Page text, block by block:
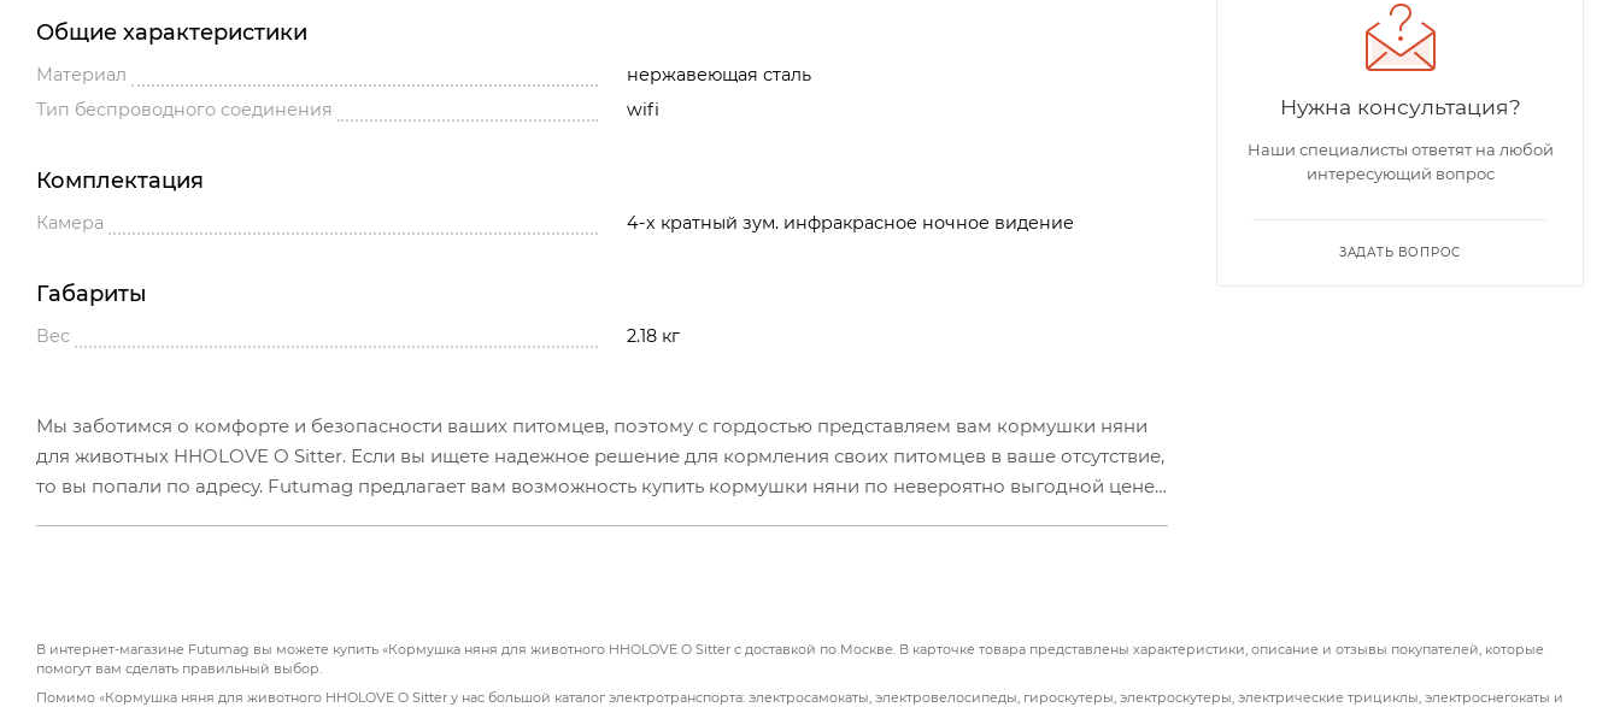
Общие характеристики
Материал
нержавеющая сталь
Тип беспроводного соединения
wifi
Комплектация
Камера 4-х кратный зум. инфракрасное ночное видение
Габариты
Вес 2.18 кг
Мы заботимся о комфорте и безопасности ваших питомцев, поэтому с гордостью представляем вам кормушки няни
для животных HHOLOVE O Sitter. Если вы ищете надежное решение для кормления своих питомцев в ваше отсутствие,
то вы попали по адресу. Futumag предлагает вам возможность купить кормушки няни по невероятно выгодной цене
Нужна консультация?
Наши специалисты ответят на любой
интересующий вопрос
ЗАДАТЬ ВОПРОС
В интернет-магазине Futumag вы можете купить «Кормушка няня для животного HHOLOVE O Sitter с доставкой по Москве. В карточке товара представлены характеристики, описание и отзывы покупателей, которые
помогут вам сделать правильный выбор.
Помимо «Кормушка няня для животного HHOLOVE O Sitter у нас большой каталог электротранспорта: электросамокаты, электровелосипеды, гироскутеры, электроскутеры, электрические трициклы, электроснегокаты и